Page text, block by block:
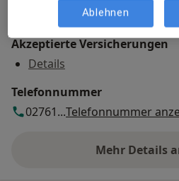
Zahlungsmodalitäten
Akzeptierte Versicherungen
Details
Telefonnummer
02761...Telefonnummer
Mehr Details
Ablehnen